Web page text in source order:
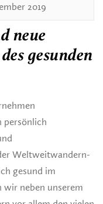
2019
neue
gesunden
persönlich
Weltweitwandern-
gesund im
wir neben unserem